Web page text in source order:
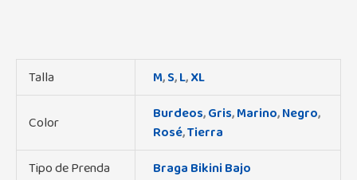
Talla M,S,L,XL
Color Burdeos,Gris,Marino,Negro,
Rosé,Tierra
Tipo de Prenda
Braga Bikini Bajo